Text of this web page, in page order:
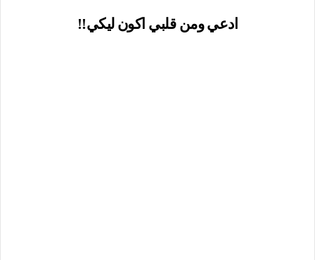
ادعي ومن قلبي اكون ليكي!!